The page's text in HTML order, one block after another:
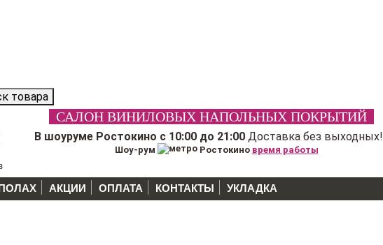
товара
САЛОН ВИНИЛОВЫХ НАПОЛЬНЫХ ПОКРЫТИЙ
В шоуруме Ростокино с 10:00 до 21:00 Доставка без выходных!
Шоу-рум Ростокино время работы
АКЦИИ ОПЛАТА КОНТАКТЫ УКЛАДКА